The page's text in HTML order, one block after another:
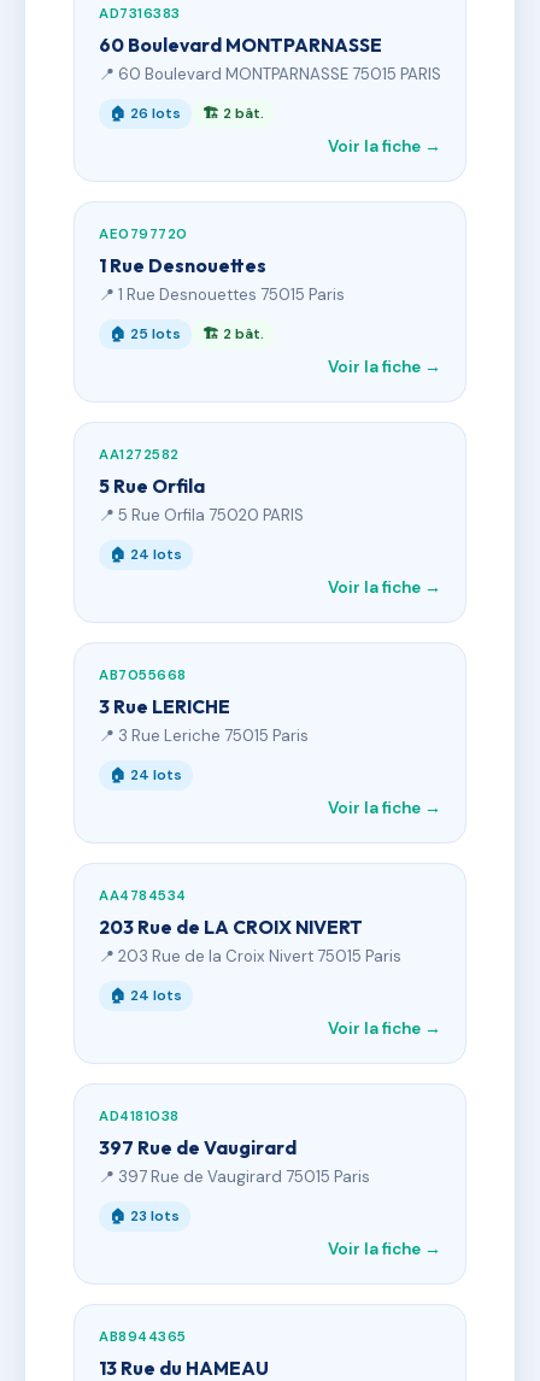
AD7316383
60 Boulevard MONTPARNASSE
📍 60 Boulevard MONTPARNASSE 75015 PARIS
🏠 26 lots 🏗 2 bât.
Voir la fiche →
AE0797720
1 Rue Desnouettes
📍 1 Rue Desnouettes 75015 Paris
🏠 25 lots 🏗 2 bât.
Voir la fiche →
AA1272582
5 Rue Orfila
📍 5 Rue Orfila 75020 PARIS
🏠 24 lots
Voir la fiche →
AB7055668
3 Rue LERICHE
📍 3 Rue Leriche 75015 Paris
🏠 24 lots
Voir la fiche →
AA4784534
203 Rue de LA CROIX NIVERT
📍 203 Rue de la Croix Nivert 75015 Paris
🏠 24 lots
Voir la fiche →
AD4181038
397 Rue de Vaugirard
📍 397 Rue de Vaugirard 75015 Paris
🏠 23 lots
Voir la fiche →
AB8944365
13 Rue du HAMEAU